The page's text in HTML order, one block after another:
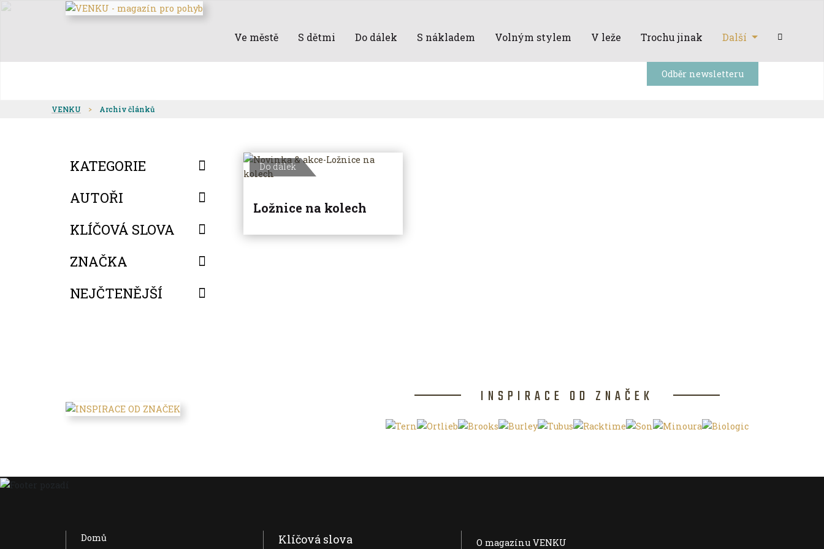
Ve městě S dětmi Do dálek S nákladem Volným stylem V leže Trochu jinak Další
Odběr newsletteru
VENKU Archiv článků
KATEGORIE
AUTOŘI
KLÍČOVÁ SLOVA
ZNAČKA
NEJČTENĚJŠÍ
Do dálek
Ložnice na kolech
INSPIRACE OD ZNAČEK
Domů Klíčová slova O magazínu VENKU